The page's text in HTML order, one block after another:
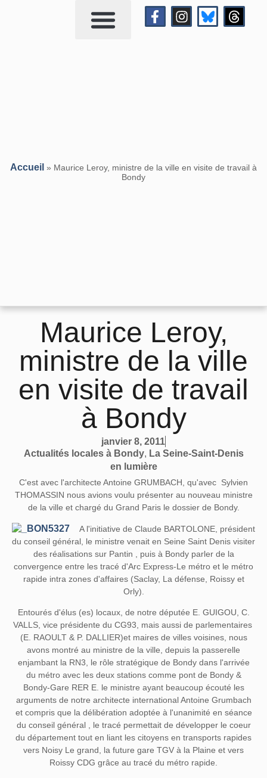
Accueil » Maurice Leroy, ministre de la ville en visite de travail à
Bondy
Maurice Leroy,
ministre de la ville
en visite de travail
à Bondy
janvier 8, 2011
Actualités locales à Bondy, La Seine-Saint-Denis
en lumière
C'est avec l'architecte Antoine GRUMBACH, qu'avec Sylvien
THOMASSIN nous avions voulu présenter au nouveau ministre
de la ville et chargé du Grand Paris le dossier de Bondy.
A l'initiative de Claude BARTOLONE, président
du conseil général, le ministre venait en Seine Saint Denis visiter
des réalisations sur Pantin , puis à Bondy parler de la
convergence entre les tracé d'Arc Express-Le métro et le métro
rapide intra zones d'affaires (Saclay, La défense, Roissy et
Orly).
Entourés d'élus (es) locaux, de notre députée E. GUIGOU, C.
VALLS, vice présidente du CG93, mais aussi de parlementaires
(E. RAOULT & P. DALLIER)et maires de villes voisines, nous
avons montré au ministre de la ville, depuis la passerelle
enjambant la RN3, le rôle stratégique de Bondy dans l'arrivée
du métro avec les deux stations comme pont de Bondy &
Bondy-Gare RER E. le ministre ayant beaucoup écouté les
arguments de notre architecte international Antoine Grumbach
et compris que la délibération adoptée à l'unanimité en séance
du conseil général , le tracé permettait de développer le coeur
du département tout en liant les citoyens en transports rapides
vers Noisy Le grand, la future gare TGV à la Plaine et vers
Roissy CDG grâce au tracé du métro rapide.